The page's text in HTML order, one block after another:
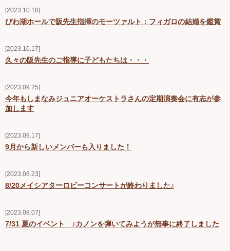
2023.10.18
びわ湖ホールで阪先生指揮のモーツァルト：フィガロの結婚を鑑賞
2023.10.17
久々の阪先生のご指導に子どもたちは・・・
2023.09.25
今年もしまなみジュニアオーケストラさんの定期演奏会に有志が参
加します
2023.09.17
9月から新しいメンバーも入りました！
2023.08.23
8/20メイシアターロビーコンサートが終わりました♪
2023.08.07
7/31 夏のイベント ♪カノンを弾いてみようが無事に終了しました